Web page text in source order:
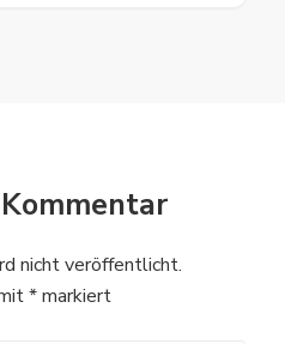
nicht veröffentlicht.
*markiert